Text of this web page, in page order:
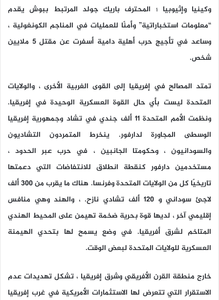
وكينيا وإثيوبيا ؛ المحترف باريك جولد المرتبط ببوش يقدم
“معلومات استخباراتية” وأمنًا للعمليات في المناجم الكونغولية ،
وساعد في تأجيج حرب أهلية دامية أسفرت عن مقتل 5 ملايين
شخص.
تمتد المصالح في إفريقيا إلى القوى الغربية الأخرى ، والولايات
المتحدة ليست بأي حال القوة العسكرية الوحيدة في إفريقيا.
ونظمت الأمم المتحدة 11 ألف جندي في تشاد وجمهورية إفريقيا
الوسطى المجاورة لدارفور. ينخرط المتمردون التشاديون
والسودانيون ، وحكومتا الجانبين ، في حرب عبر الحدود ،
مستخدمين دارفور كنقطة انطلاق للانتفاضات التي دعمتها
تاريخيًا كل من الولايات المتحدة وفرنسا. هناك ما يقرب من 300 ألف
لاجئ سوداني و 120 ألف تشادي نازح. ، والهند وهي منافس
إقليمي آخر ، لديها قوة بحرية ضخمة تهيمن على المحيط الهندي
المتاخم لشرق أفريقيا. في وضع يسمح لها بتحدي الهيمنة
العسكرية للولايات المتحدة لبعض الوقت.
خارج منطقة القرن الأفريقي وشرق إفريقيا ، تشكل تهديدات عدم
الاستقرار التي تتعرض لها الاستثمارات الأمريكية في غرب إفريقيا